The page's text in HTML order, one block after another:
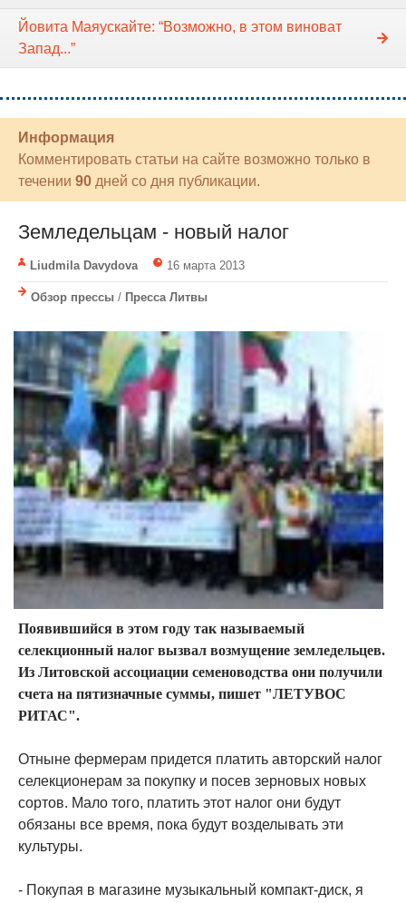
Йовита Маяускайте: “Возможно, в этом виноват
Запад...”
Информация
Комментировать статьи на сайте возможно только в
течении 90 дней со дня публикации.
Земледельцам - новый налог
Liudmila Davydova 16 марта 2013
Обзор прессы / Пресса Литвы
Появившийся в этом году так называемый
селекционный налог вызвал возмущение земледельцев.
Из Литовской ассоциации семеноводства они получили
счета на пятизначные суммы, пишет "ЛЕТУВОС
РИТАС".
Отныне фермерам придется платить авторский налог
селекционерам за покупку и посев зерновых новых
сортов. Мало того, платить этот налог они будут
обязаны все время, пока будут возделывать эти
культуры.
- Покупая в магазине музыкальный компакт-диск, я